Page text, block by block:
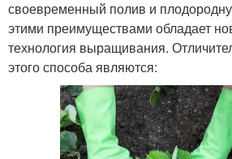
своевременный полив и
этими преимуществами обладает
технология выращивания.
этого способа являются: